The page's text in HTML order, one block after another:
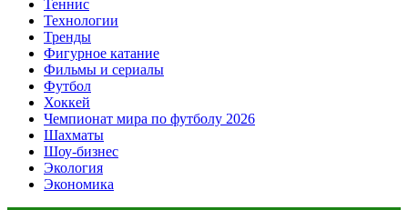
Теннис
Технологии
Тренды
Фигурное катание
Фильмы и сериалы
Футбол
Хоккей
Чемпионат мира по футболу 2026
Шахматы
Шоу-бизнес
Экология
Экономика